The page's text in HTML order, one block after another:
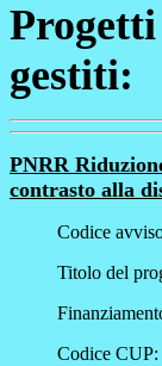
gestiti:
PNRR
contrasto alla
Codice
Titolo del
Codice CUP: